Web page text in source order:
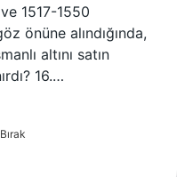
1517-1550
önüne alındığında,
altını satın
16.…